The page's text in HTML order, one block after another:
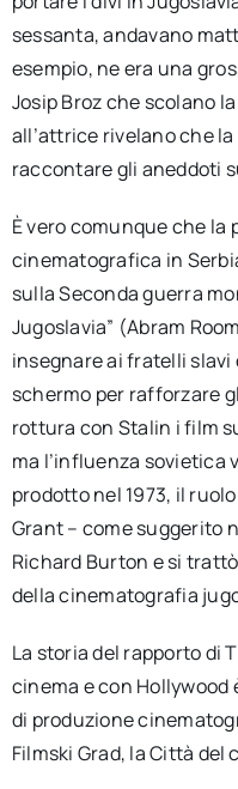
sessanta, andavano
esempio, ne era una
Josip Broz che scolano
all’attrice rivelano che
raccontare gli aneddoti
È vero comunque che la
cinematografica in
sulla Seconda guerra
Jugoslavia” (Abram
insegnare ai fratelli
schermo per rafforzare
rottura con Stalin i film
ma l’influenza sovietica
prodotto nel 1973, il
Grant – come suggerito
Richard Burton e si
della cinematografia
La storia del rapporto di
cinema e con Hollywood
di produzione
Filmski Grad, la Città del